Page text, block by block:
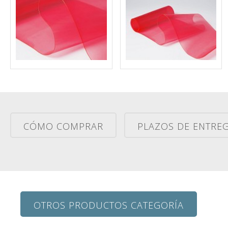
CÓMO COMPRAR PLAZOS DE
OTROS PRODUCTOS CATEGORÍA